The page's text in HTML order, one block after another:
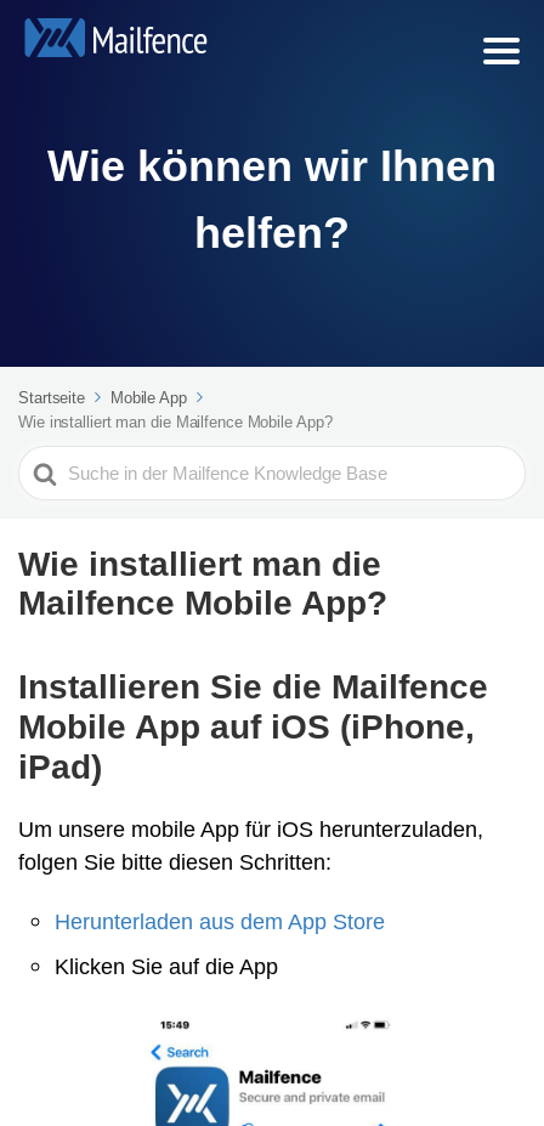
Wie können wir Ihnen
helfen?
Startseite
Mobile App
Wie installiert man die Mailfence Mobile App?
Search
For
Wie installiert man die
Mailfence Mobile App?
Installieren Sie die Mailfence
Mobile App auf iOS (iPhone,
iPad)
Um unsere mobile App für iOS herunterzuladen,
folgen Sie bitte diesen Schritten:
Herunterladen aus dem App Store
Klicken Sie auf die App